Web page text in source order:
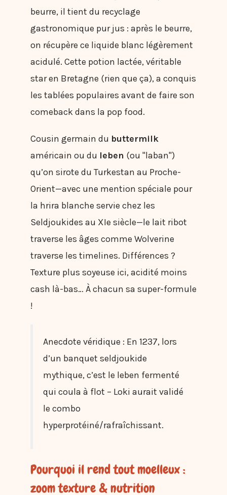
beurre, il tient du recyclage
gastronomique pur jus : après le beurre,
on récupère ce liquide blanc légèrement
acidulé. Cette potion lactée, véritable
star en Bretagne (rien que ça), a conquis
les tablées populaires avant de faire son
comeback dans la pop food.
Cousin germain du buttermilk
américain ou du leben (ou "laban")
qu’on sirote du Turkestan au Proche-
Orient—avec une mention spéciale pour
la hrira blanche servie chez les
Seldjoukides au XIe siècle—le lait ribot
traverse les âges comme Wolverine
traverse les timelines. Différences ?
Texture plus soyeuse ici, acidité moins
cash là-bas… À chacun sa super-formule
!
Anecdote véridique : En 1237, lors
d’un banquet seldjoukide
mythique, c’est le leben fermenté
qui coula à flot – Loki aurait validé
le combo
hyperprotéiné/rafraîchissant.
Pourquoi il rend tout moelleux :
zoom texture & nutrition